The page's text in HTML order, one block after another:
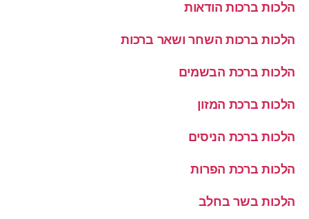
הלכות ברכות הודאות
הלכות ברכות השחר ושאר ברכות
הלכות ברכת הבשמים
הלכות ברכת המזון
הלכות ברכת הניסים
הלכות ברכת הפרות
הלכות בשר בחלב